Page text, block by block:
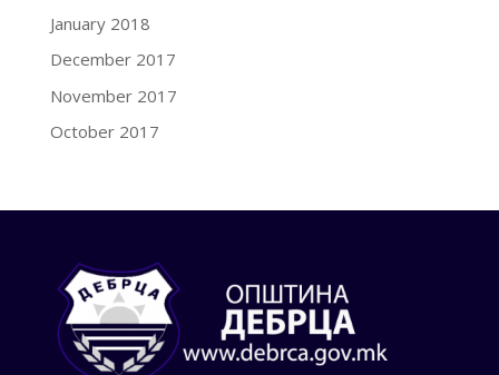
January 2018
December 2017
November 2017
October 2017